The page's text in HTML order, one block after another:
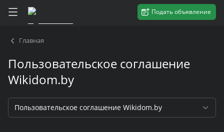
Подать объявление
Главная
Пользовательское соглашение
Wikidom.by
Пользовательское соглашение Wikidom.by